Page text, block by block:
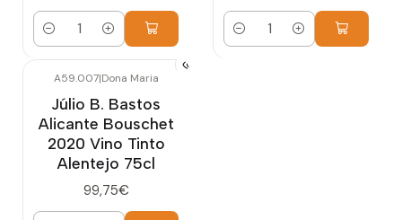
Cantidad Cantidad
A59.007|Dona Maria
Júlio B. Bastos
Alicante Bouschet
2020 Vino Tinto
Alentejo 75cl
99,75€